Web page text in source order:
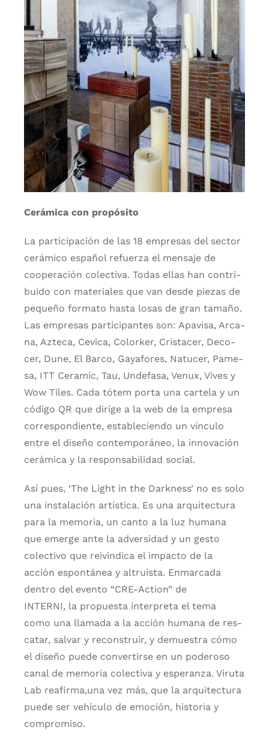
Cerá­mi­ca con pro­pó­si­to
La par­ti­ci­pa­ción de las 18 empre­sas del sec­tor
cerá­mi­co espa­ñol refuer­za el men­sa­je de
coope­ra­ción colec­ti­va. Todas ellas han con­tri­
bui­do con mate­ria­les que van des­de pie­zas de
peque­ño for­ma­to has­ta losas de gran tama­ño.
Las empre­sas par­ti­ci­pan­tes son: Apa­vi­sa, Arca­
na, Azte­ca, Cevi­ca, Color­ker, Cris­ta­cer, Deco­
cer, Dune, El Bar­co, Gaya­fo­res, Natu­cer, Pame­
sa, ITT Cera­mic, Tau, Unde­fa­sa, Venux, Vives y
Wow Tiles. Cada tótem por­ta una car­te­la y un
códi­go QR que diri­ge a la web de la empre­sa
corres­pon­dien­te, esta­ble­cien­do un víncu­lo
entre el dise­ño con­tem­po­rá­neo, la inno­va­ción
cerá­mi­ca y la res­pon­sa­bi­li­dad social.
Así pues, ‘The Light in the Dark­ness’ no es solo
una ins­ta­la­ción artís­ti­ca. Es una arqui­tec­tu­ra
para la memo­ria, un can­to a la luz huma­na
que emer­ge ante la adver­si­dad y un ges­to
colec­ti­vo que rei­vin­di­ca el impac­to de la
acción espon­tá­nea y altruis­ta. Enmar­ca­da
den­tro del even­to “CRE-Action” de
INTERNI, la pro­pues­ta inter­pre­ta el tema
como una lla­ma­da a la acción huma­na de res­
ca­tar, sal­var y recons­truir, y demues­tra cómo
el dise­ño pue­de con­ver­tir­se en un pode­ro­so
canal de memo­ria colec­ti­va y espe­ran­za. Viru­ta
Lab reafirma,una vez más, que la arqui­tec­tu­ra
pue­de ser vehícu­lo de emo­ción, his­to­ria y
com­pro­mi­so.